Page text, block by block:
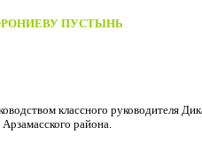
ПУСТЫНЬ
классного руководителя
района.